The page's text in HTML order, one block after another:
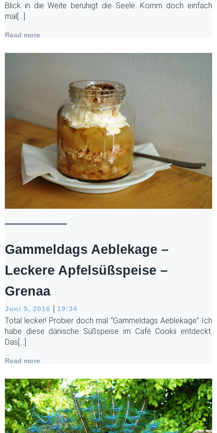
Blick in die Weite beruhigt die Seele. Komm doch einfach
mal[…]
Read more
Gammeldags Aeblekage –
Leckere Apfelsüßspeise –
Grenaa
Juni 5, 2016 | 19:34
Total lecker! Probier doch mal “Gammeldags Aeblekage” Ich
habe diese dänische Süßspeise im Café Cookii entdeckt.
Das[…]
Read more